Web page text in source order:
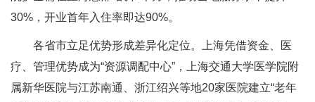
30%，开业首年入住率即达90%。
各省市立足优势形成差异化定位。上海凭借资金、医
疗、管理优势成为“资源调配中心”，上海交通大学医学院附
属新华医院与江苏南通、浙江绍兴等地20家医院建立“老年